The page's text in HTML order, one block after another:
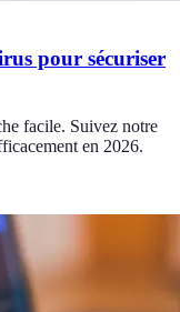
pour sécuriser
facile. Suivez notre
en 2026.